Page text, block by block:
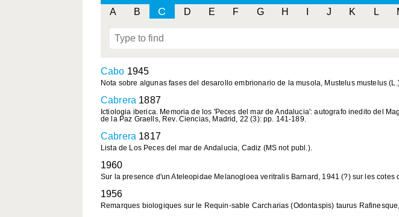
A B C D E F G H J K L
Cabo 1945
Nota sobre algunas fases del desarollo embrionario de la musola, Mustelus mustelus
Cabrera 1887
Ictiologia iberica. Memoria de los 'Peces del mar de Andalucia': autografo inedito del
de la Paz Graells, Rev. Ciencias, Madrid, 22 (3): pp. 141-189.
Cabrera 1817
Lista de Los Peces del mar de Andalucia, Cadiz (MS not publ.).
1960
Sur la presence d'un Ateleopidae Melanogloea veritralis Barnard, 1941 (?) sur les cotes
1956
Remarques biologiques sur le Requin-sable Carcharias (Odontaspis) taurus